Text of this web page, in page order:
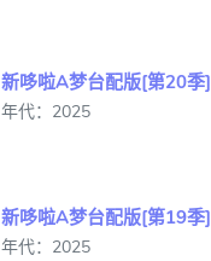
新哆啦A梦台配版[第20季]
年代：2025
新哆啦A梦台配版[第19季]
年代：2025